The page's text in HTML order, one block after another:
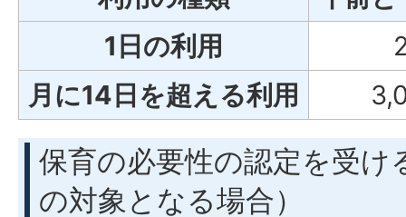
1日の利用
月に14日を超える利用
保育の必要性の認定を受け
の対象となる場合）